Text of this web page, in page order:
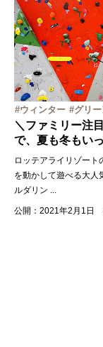
ウィンター グリ
＼ファミリー注
で、夏も冬もい
ロッテアライリゾー
を動かして遊べる大人
ルダリン
公開：2021年2月1日